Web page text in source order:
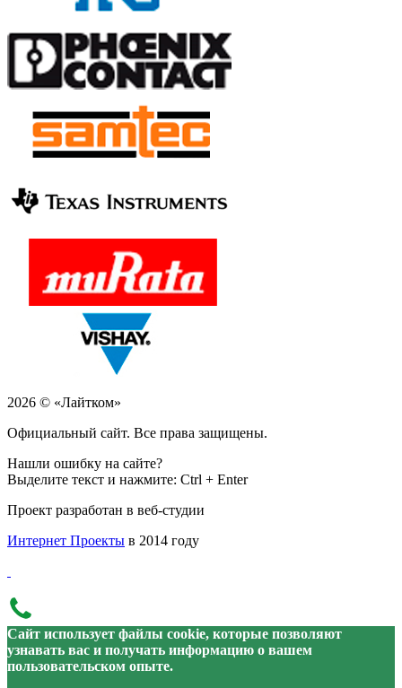
2026 © «Лайтком»
Официальный сайт. Все права защищены.
Нашли ошибку на сайте?
Выделите текст и нажмите: Ctrl + Enter
Проект разработан в веб-студии
Интернет Проекты в 2014 году
Сайт использует файлы cookie, которые позволяют
узнавать вас и получать информацию о вашем
пользовательском опыте.